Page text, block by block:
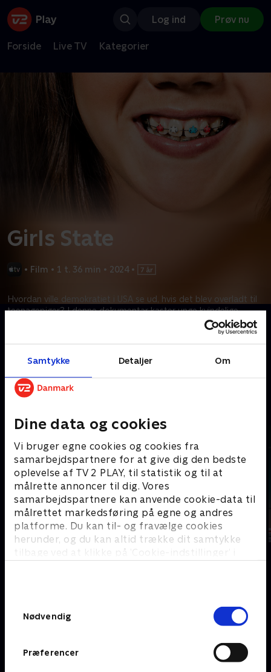
Samtykke Detaljer Om
Dine data og cookies
Vi bruger egne cookies og cookies fra
samarbejdspartnere for at give dig den bedste
oplevelse af TV 2 PLAY, til statistik og til at
målrette annoncer til dig. Vores
samarbejdspartnere kan anvende cookie-data til
målrettet markedsføring på egne og andres
platforme. Du kan til- og fravælge cookies
herunder, og du kan altid trække dit samtykke
tilbage ved at klikke på ’Cookie-indstillinger’ i
Nødvendig
Præferencer
Log ind Prøv nu
Forside Live TV Kategorier
Girls State
• Film • 1 t. 36 min • 2024 •
Hvordan ville demokratiet i USA se ud, hvis det blev overladt til
teenagepiger? I denne dokumentar kaster unge kvindelige
ledere fra vidt forskellige baggrunde sig ud i et dybdegående
Her kan du se TV 2 Play
Kundecenter